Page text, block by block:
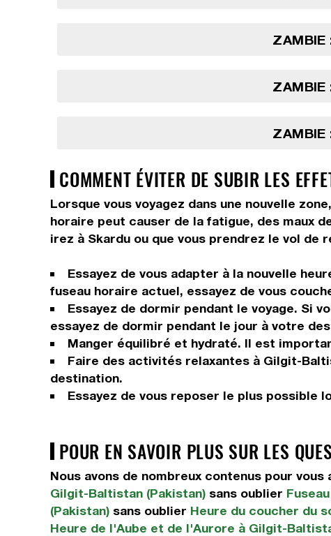
ZAMBIE
ZAMBIE
ZAMBIE
COMMENT ÉVITER DE SUBIR LES
Lorsque vous voyagez dans une nouvelle
horaire peut causer de la fatigue, des maux
irez à Skardu ou que vous prendrez le vol de
Essayez de vous adapter à la nouvelle
fuseau horaire actuel, essayez de vous
Essayez de dormir pendant le voyage. Si
essayez de dormir pendant le jour à votre
Manger équilibré et hydraté. Il est
Faire des activités relaxantes à Gilgit-
destination.
Essayez de vous reposer le plus possible
POUR EN SAVOIR PLUS SUR LES
Nous avons de nombreux contenus pour
Gilgit-Baltistan (Pakistan) sans oublier
(Pakistan) sans oublier Heure du coucher du
Heure de l'Aube et de l'Aurore à Gilgit-